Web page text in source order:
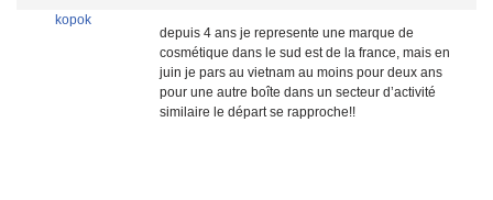
kopok
depuis 4 ans je represente une marque de
cosmétique dans le sud est de la france, mais en
juin je pars au vietnam au moins pour deux ans
pour une autre boîte dans un secteur d’activité
similaire le départ se rapproche!!